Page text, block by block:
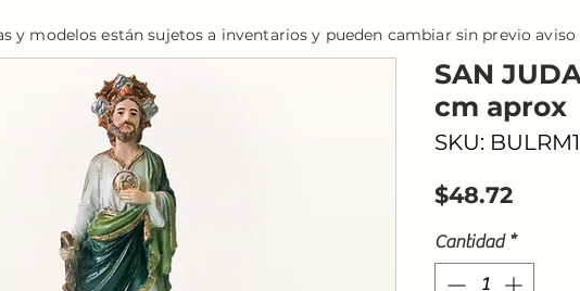
SAN
cm aprox
SKU:
$48.72Precio
Cantidad *
y modelos están sujetos a inventarios y pueden cambiar sin previo aviso